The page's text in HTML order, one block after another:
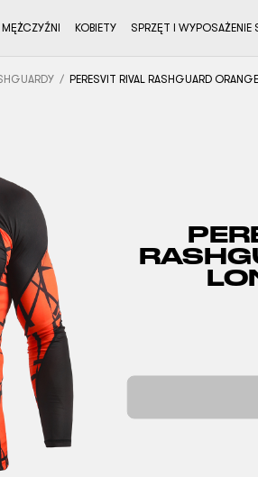
MĘŻCZYŹNI KOBIETY SPRZĘT I WYPOSAŻENIE
PERESVIT RIVAL RASHGUARD